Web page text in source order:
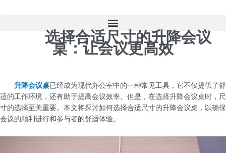
选择合适尺寸的升降会议
桌：让会议更高效
升降会议桌已经成为现代办公室中的一种常见工具，它不仅提供了舒
适的工作环境，还有助于提高会议效率。但是，在选择升降会议桌时，尺
寸的选择至关重要。本文将探讨如何选择合适尺寸的升降会议桌，以确保
会议的顺利进行和参与者的舒适体验。